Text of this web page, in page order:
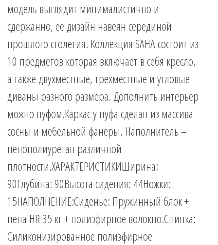
модель выглядит минималистично и
сдержанно, ее дизайн навеян серединой
прошлого столетия. Коллекция SAHA состоит из
10 предметов которая включает в себя кресло,
а также двухместные, трехместные и угловые
диваны разного размера. Дополнить интерьер
можно пуфом.Каркас у пуфа сделан из массива
сосны и мебельной фанеры. Наполнитель –
пенополиуретан различной
плотности.ХАРАКТЕРИСТИКИШирина:
90Глубина: 90Высота сидения: 44Ножки:
15НАПОЛНЕНИЕ:Сиденье: Пружинный блок +
пена HR 35 кг + полиэфирное волокно.Спинка:
Силиконизированное полиэфирное